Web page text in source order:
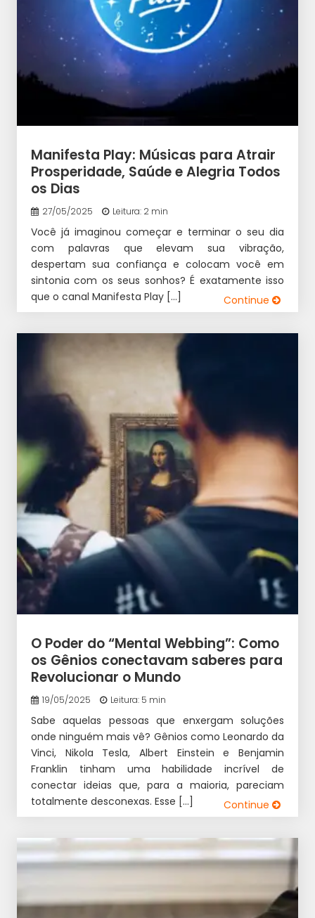
Manifesta Play: Músicas para Atrair
Prosperidade, Saúde e Alegria Todos
os Dias
27/05/2025 Leitura: 2 min
Você já imaginou começar e terminar o seu dia
com palavras que elevam sua vibração,
despertam sua confiança e colocam você em
sintonia com os seus sonhos? É exatamente isso
que o canal Manifesta Play […]
Continue
O Poder do “Mental Webbing”: Como
os Gênios conectavam saberes para
Revolucionar o Mundo
19/05/2025 Leitura: 5 min
Sabe aquelas pessoas que enxergam soluções
onde ninguém mais vê? Gênios como Leonardo da
Vinci, Nikola Tesla, Albert Einstein e Benjamin
Franklin tinham uma habilidade incrível de
conectar ideias que, para a maioria, pareciam
totalmente desconexas. Esse […]
Continue